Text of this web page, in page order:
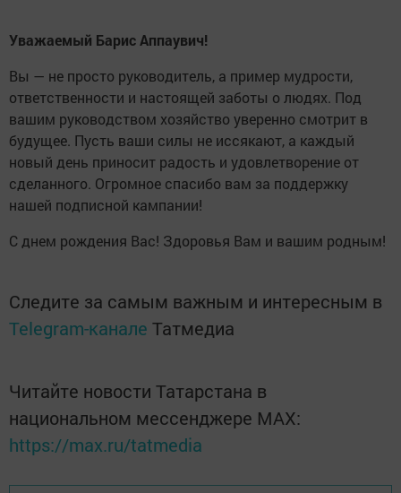
Уважаемый Барис Аппаувич!
Вы — не просто руководитель, а пример мудрости,
ответственности и настоящей заботы о людях. Под
вашим руководством хозяйство уверенно смотрит в
будущее. Пусть ваши силы не иссякают, а каждый
новый день приносит радость и удовлетворение от
сделанного. Огромное спасибо вам за поддержку
нашей подписной кампании!
С днем рождения Вас! Здоровья Вам и вашим родным!
Следите за самым важным и интересным в
Telegram-канале Татмедиа
Читайте новости Татарстана в
национальном мессенджере MАХ:
https://max.ru/tatmedia